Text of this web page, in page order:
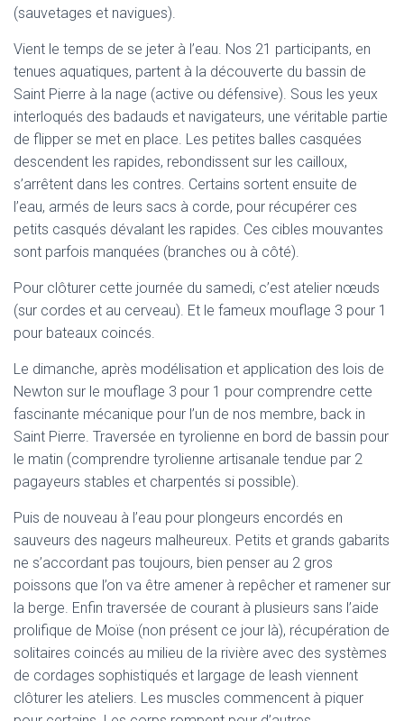
(sauvetages et navigues).
Vient le temps de se jeter à l’eau. Nos 21 participants, en
tenues aquatiques, partent à la découverte du bassin de
Saint Pierre à la nage (active ou défensive). Sous les yeux
interloqués des badauds et navigateurs, une véritable partie
de flipper se met en place. Les petites balles casquées
descendent les rapides, rebondissent sur les cailloux,
s’arrêtent dans les contres. Certains sortent ensuite de
l’eau, armés de leurs sacs à corde, pour récupérer ces
petits casqués dévalant les rapides. Ces cibles mouvantes
sont parfois manquées (branches ou à côté).
Pour clôturer cette journée du samedi, c’est atelier nœuds
(sur cordes et au cerveau). Et le fameux mouflage 3 pour 1
pour bateaux coincés.
Le dimanche, après modélisation et application des lois de
Newton sur le mouflage 3 pour 1 pour comprendre cette
fascinante mécanique pour l’un de nos membre, back in
Saint Pierre. Traversée en tyrolienne en bord de bassin pour
le matin (comprendre tyrolienne artisanale tendue par 2
pagayeurs stables et charpentés si possible).
Puis de nouveau à l’eau pour plongeurs encordés en
sauveurs des nageurs malheureux. Petits et grands gabarits
ne s’accordant pas toujours, bien penser au 2 gros
poissons que l’on va être amener à repêcher et ramener sur
la berge. Enfin traversée de courant à plusieurs sans l’aide
prolifique de Moïse (non présent ce jour là), récupération de
solitaires coincés au milieu de la rivière avec des systèmes
de cordages sophistiqués et largage de leash viennent
clôturer les ateliers. Les muscles commencent à piquer